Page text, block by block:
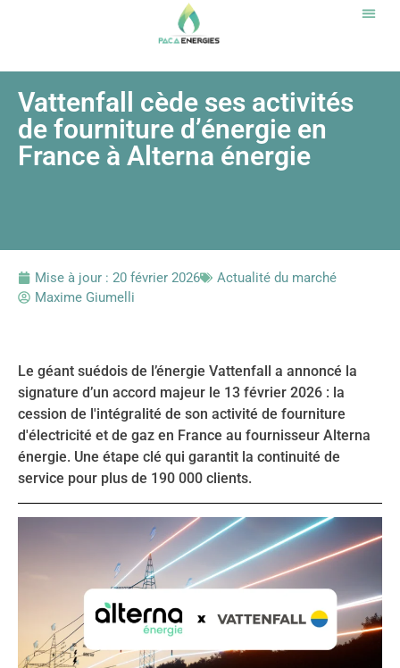
Vattenfall cède ses activités
de fourniture d’énergie en
France à Alterna énergie
Mise à jour : 20 février 2026
Actualité du marché
Maxime Giumelli
Le géant suédois de l’énergie Vattenfall a annoncé la
signature d’un accord majeur le 13 février 2026 : la
cession de l'intégralité de son activité de fourniture
d'électricité et de gaz en France au fournisseur Alterna
énergie. Une étape clé qui garantit la continuité de
service pour plus de 190 000 clients.